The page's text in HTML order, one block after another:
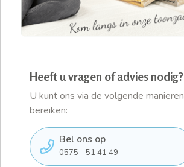
Heeft u vragen of advies nodig?
U kunt ons via de volgende manieren
bereiken:
Bel ons op
0575 - 51 41 49